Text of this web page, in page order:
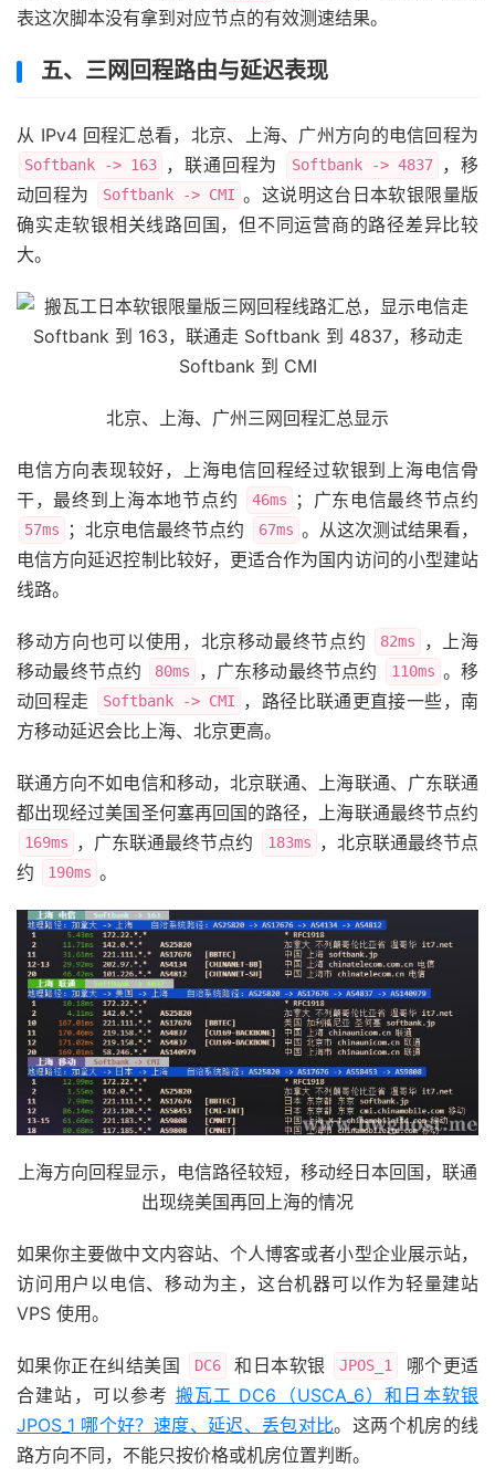
表这次脚本没有拿到对应节点的有效测速结果。
五、三网回程路由与延迟表现
从 IPv4 回程汇总看，北京、上海、广州方向的电信回程为
Softbank -> 163 ，联通回程为 Softbank -> 4837
，移
动回程为
Softbank -> CMI 。这说明这台日本软银限量版
确实走软银相关线路回国，但不同运营商的路径差异比较
大。
北京、上海、广州三网回程汇总显示
电信方向表现较好，上海电信回程经过软银到上海电信骨
干，最终到上海本地节点约
46ms ；广东电信最终节点约
57ms ；北京电信最终节点约 67ms 。从这次测试结果看，
电信方向延迟控制比较好，更适合作为国内访问的小型建站
线路。
移动方向也可以使用，北京移动最终节点约 82ms
，上海
移动最终节点约
80ms ，广东移动最终节点约 110ms 。移
动回程走
Softbank -> CMI
，路径比联通更直接一些，南
方移动延迟会比上海、北京更高。
联通方向不如电信和移动，北京联通、上海联通、广东联通
都出现经过美国圣何塞再回国的路径，上海联通最终节点约
169ms ，广东联通最终节点约 183ms
，北京联通最终节点
约
190ms 。
上海方向回程显示，电信路径较短，移动经日本回国，联通
出现绕美国再回上海的情况
如果你主要做中文内容站、个人博客或者小型企业展示站，
访问用户以电信、移动为主，这台机器可以作为轻量建站
VPS 使用。
如果你正在纠结美国 DC6 和日本软银 JPOS_1
哪个更适
合建站，可以参考 搬瓦工 DC6（USCA_6）和日本软银
JPOS_1 哪个好？速度、延迟、丢包对比。这两个机房的线
路方向不同，不能只按价格或机房位置判断。